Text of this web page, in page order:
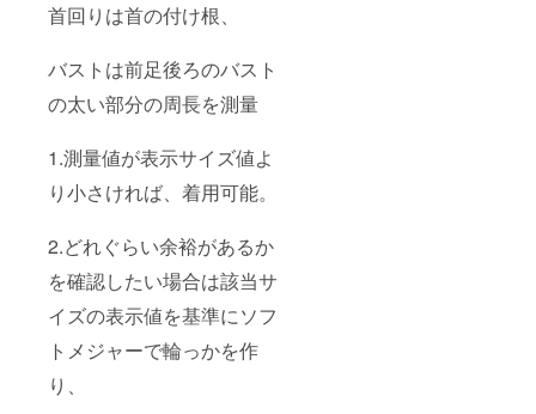
首回りは首の付け根、
バストは前足後ろのバスト
の太い部分の周長を測量
1.測量値が表示サイズ値よ
り小さければ、着用可能。
2.どれぐらい余裕があるか
を確認したい場合は該当サ
イズの表示値を基準にソフ
トメジャーで輪っかを作
り、